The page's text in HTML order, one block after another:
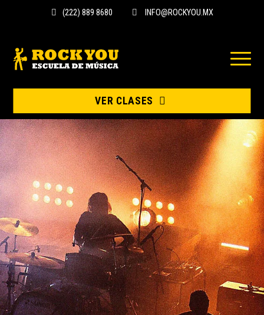
(222) 889 8680 INFO@ROCKYOU.MX
VER CLASES